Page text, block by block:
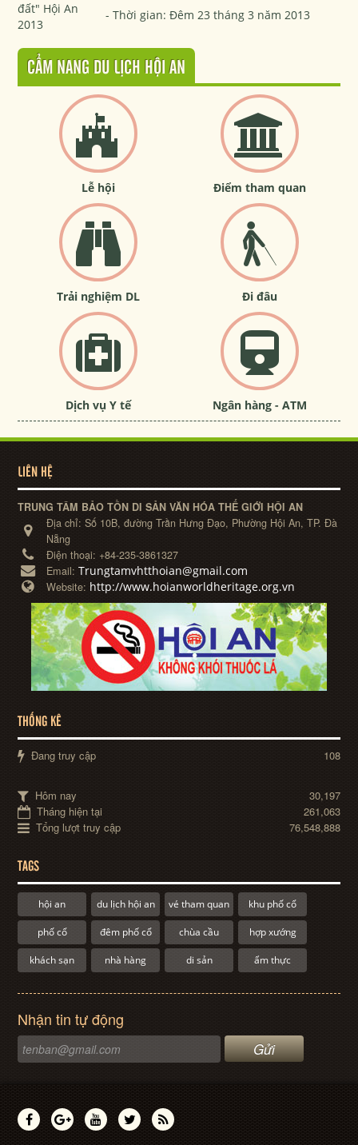
- Thời gian: Đêm 23 tháng 3 năm 2013
CẨM NANG DU LỊCH HỘI AN
Lễ hội Điểm tham quan
Trải nghiệm DL Đi đâu
Dịch vụ Y tế Ngân hàng - ATM
LIÊN HỆ
TRUNG TÂM BẢO TỒN DI SẢN VĂN HÓA THẾ GIỚI HỘI AN
Địa chỉ:Số 10B, đường Trần Hưng Đạo, Phường Hội An, TP. Đà
Nẵng
Điện thoại: +84-235-3861327
Email:Trungtamvhtthoian@gmail.com
Website: http://www.hoianworldheritage.org.vn
THỐNG KÊ
Đang truy cập 108
Hôm nay
30,197
Tháng hiện tại
261,063
Tổng lượt truy cập
76,548,888
TAGS
hội an du lịch hội an vé tham quan khu phố cổ
phố cổ đêm phố cổ chùa cầu hợp xướng
khách sạn nhà hàng di sản ẩm thực
Nhận tin tự động